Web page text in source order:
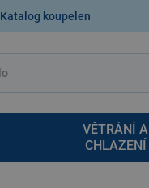
Katalog koupelen
VĚTRÁNÍ A
CHLAZENÍ